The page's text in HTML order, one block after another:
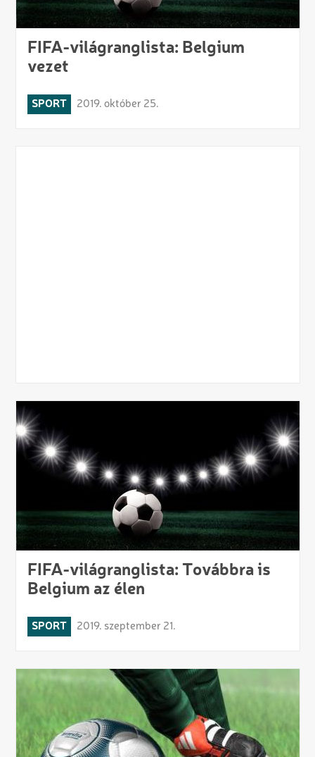
FIFA-világranglista: Belgium
vezet
SPORT 2019. október 25.
FIFA-világranglista: Továbbra is
Belgium az élen
SPORT 2019. szeptember 21.